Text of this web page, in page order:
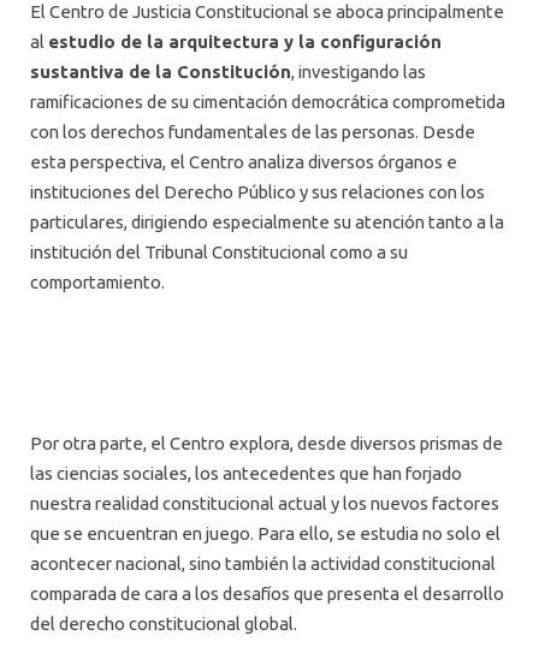
El Centro de Justicia Constitucional se aboca principalmente
al estudio de la arquitectura y la configuración
sustantiva de la Constitución, investigando las
ramificaciones de su cimentación democrática comprometida
con los derechos fundamentales de las personas. Desde
esta perspectiva, el Centro analiza diversos órganos e
instituciones del Derecho Público y sus relaciones con los
particulares, dirigiendo especialmente su atención tanto a la
institución del Tribunal Constitucional como a su
comportamiento.
Por otra parte, el Centro explora, desde diversos prismas de
las ciencias sociales, los antecedentes que han forjado
nuestra realidad constitucional actual y los nuevos factores
que se encuentran en juego. Para ello, se estudia no solo el
acontecer nacional, sino también la actividad constitucional
comparada de cara a los desafíos que presenta el desarrollo
del derecho constitucional global.